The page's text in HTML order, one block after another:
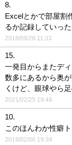
8.
Excelとかで部屋割
るか記録していっ
2018/09/26 11:33
15.
一発目からまたデ
数多にあるから奥
くけど、眼球やら
2021/02/25 19:48
10.
このほんわか性癖
2019/02/06 19:34